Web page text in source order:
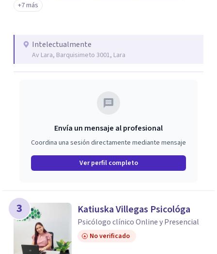
+7 más
Intelectualmente
Av Lara, Barquisimeto 3001, Lara
Envía un mensaje al profesional
Coordina una sesión directamente mediante mensaje
Ver perfil completo
3 Katiuska Villegas Psicológa
Psicólogo clínico Online y Presencial
No verificado